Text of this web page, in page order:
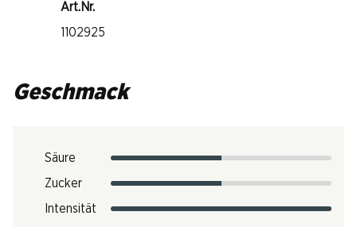
Art.Nr.
1102925
Geschmack
Säure
Zucker
Intensität